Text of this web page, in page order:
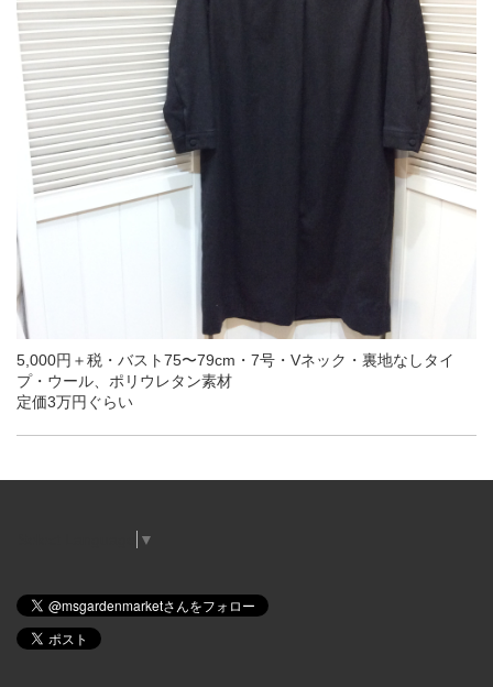
5,000円＋税・バスト75〜79cm・7号・Vネック・裏地なしタイ
プ・ウール、ポリウレタン素材
定価3万円ぐらい
▼